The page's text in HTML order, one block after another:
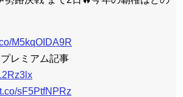
M5kqOIDA9R
レミアム記事
sF5PtfNPRz